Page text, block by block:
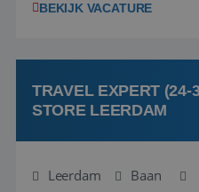
(onderdeel van Pelikaan
team het reisbureau
BEKIJK VACATURE
TRAVEL EXPERT (24-
STORE LEERDAM
Leerdam Baan